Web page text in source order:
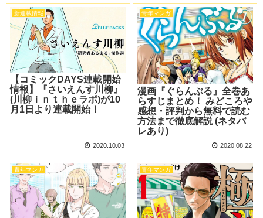
新連載情報
【コミックDAYS連載開始
情報】『さいえんす川柳』
(川柳ｉｎｔｈｅラボ)が10
月1日より連載開始！
2020.10.03
青年マンガ
漫画『ぐらんぶる』全巻あ
らすじまとめ！ みどころや
感想・評判から無料で読む
方法まで徹底解説 (ネタバ
レあり)
2020.08.22
青年マンガ 青年マンガ